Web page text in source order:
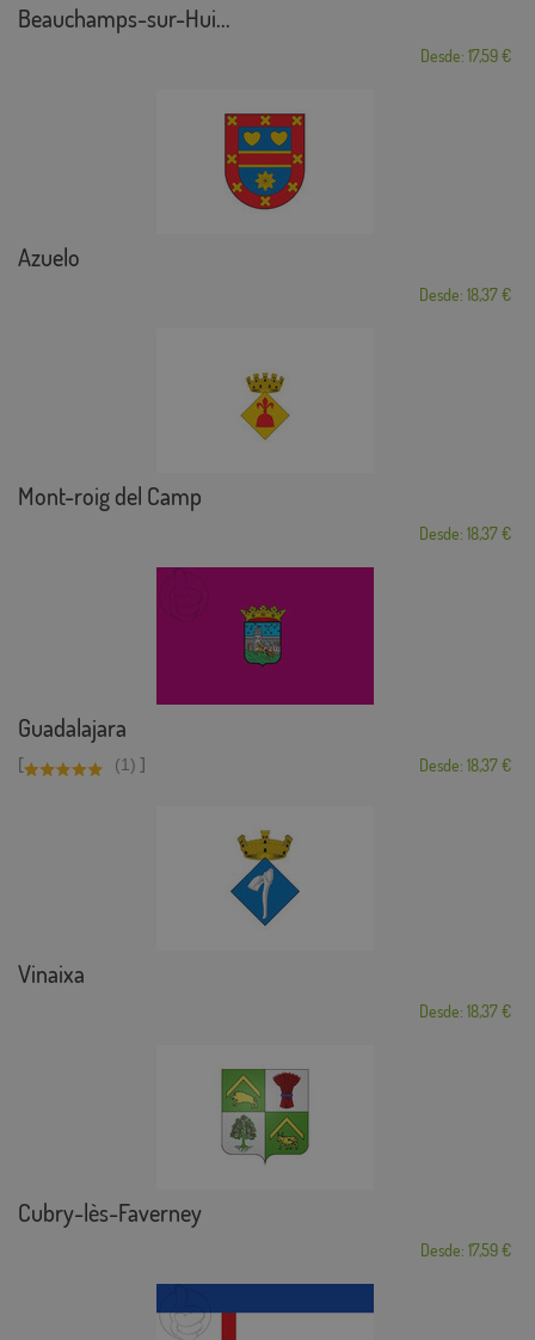
Beauchamps-sur-Hui...
Desde: 17,59 €
Azuelo
Desde: 18,37 €
Mont-roig del Camp
Desde: 18,37 €
Guadalajara
[ (1) ] Desde: 18,37 €
Vinaixa
Desde: 18,37 €
Cubry-lès-Faverney
Desde: 17,59 €